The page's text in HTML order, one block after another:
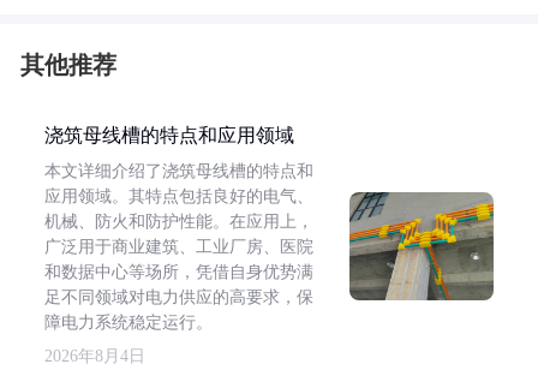
其他推荐
浇筑母线槽的特点和应用领域
本文详细介绍了浇筑母线槽的特点和
应用领域。其特点包括良好的电气、
机械、防火和防护性能。在应用上，
广泛用于商业建筑、工业厂房、医院
和数据中心等场所，凭借自身优势满
足不同领域对电力供应的高要求，保
障电力系统稳定运行。
2026年8月4日